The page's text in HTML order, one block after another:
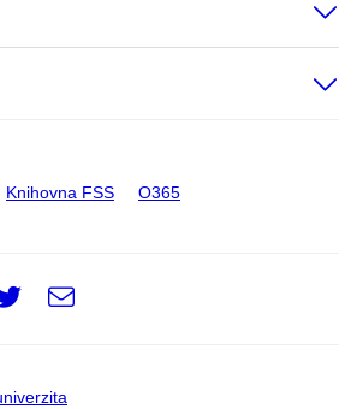
Knihovna FSS O365
Twitter
e-